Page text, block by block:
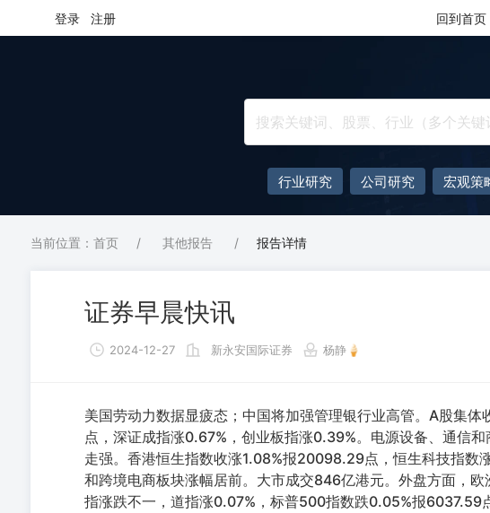
登录 注册 回到首页
行业研究 公司研究 宏观策
当前位置：首页 / 其他报告 / 报告详情
证券早晨快讯
2024-12-27 新永安国际证券 杨静🍦
美国劳动力数据显疲态；中国将加强管理银行业高管。A股集
点，深证成指涨0.67%，创业板指涨0.39%。电源设备、通信
走强。香港恒生指数收涨1.08%报20098.29点，恒生科技指数
和跨境电商板块涨幅居前。大市成交846亿港元。外盘方面，
指涨跌不一，道指涨0.07%，标普500指数跌0.05%报6037.59